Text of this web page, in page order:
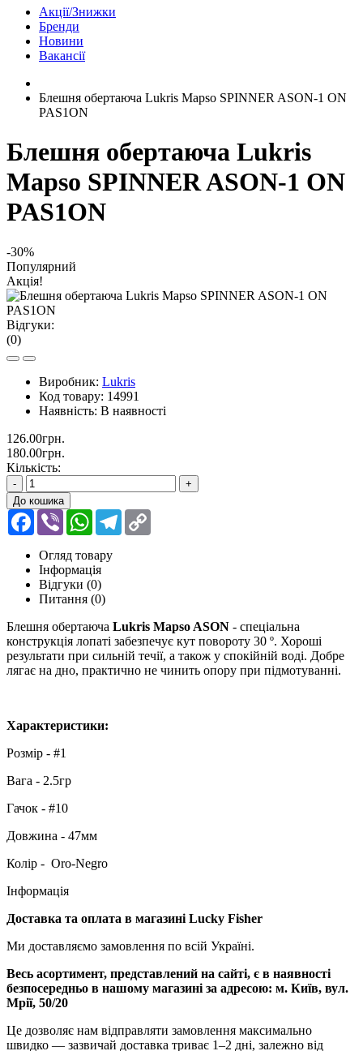
Акції/Знижки
Бренди
Новини
Вакансії
Блешня обертаюча Lukris Mapso SPINNER ASON-1 ON
PAS1ON
Блешня обертаюча Lukris
Mapso SPINNER ASON-1 ON
PAS1ON
-30%
Популярний
Акція!
Відгуки:
(0)
Виробник: Lukris
Код товару: 14991
Наявність: В наявності
126.00грн.
180.00грн.
Кількість:
-
+
До кошика
Facebook
Viber WhatsApp
Telegram
Огляд товару
Інформація
Відгуки (0)
Питання (0)
Блешня обертаюча Lukris Mapso ASON - cпеціальна
конструкція лопаті забезпечує кут повороту 30 º. Хороші
результати при сильній течії, а також у спокійній воді. Добре
лягає на дно, практично не чинить опору при підмотуванні.
Характеристики:
Розмір - #1
Вага - 2.5гр
Гачок - #10
Довжина - 47мм
Колір - Oro-Negro
Інформація
Доставка та оплата в магазині Lucky Fisher
Ми доставляємо замовлення по всій Україні.
Весь асортимент, представлений на сайті, є в наявності
безпосередньо в нашому магазині за адресою: м. Київ, вул.
Мрії, 50/20
Це дозволяє нам відправляти замовлення максимально
швидко — зазвичай доставка триває 1–2 дні, залежно від